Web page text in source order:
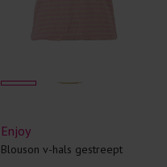
Enjoy
Blouson v-hals gestreept